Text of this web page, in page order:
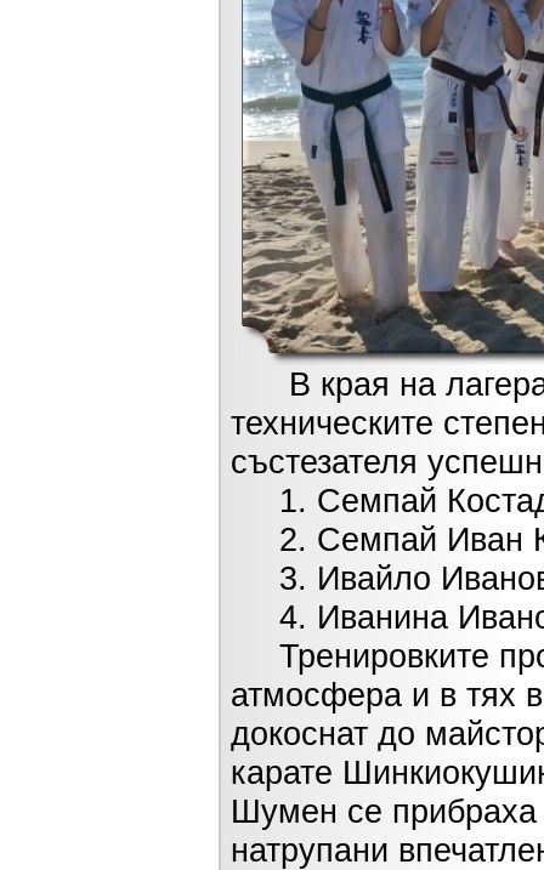
В края на лагера
техническите
състезателя
1. Семпай
2. Семпай Иван
3. Ивайло
4. Иванина
Тренировките
атмосфера и в тях
докоснат до
карате
Шумен се прибраха
натрупани